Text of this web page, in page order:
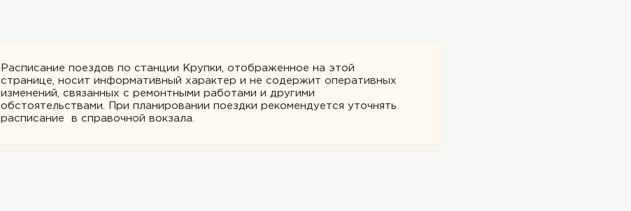
Расписание поездов по станции Крупки, отображенное на этой
странице, носит информативный характер и не содержит оперативных
изменений, связанных с ремонтными работами и другими
обстоятельствами. При планировании поездки рекомендуется уточнять
расписание в справочной вокзала.